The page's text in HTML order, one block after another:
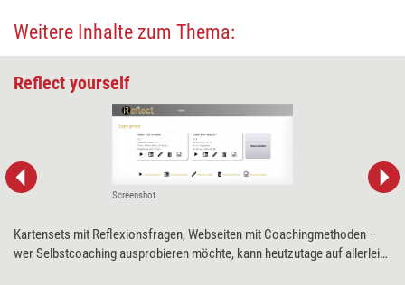
Weitere Inhalte zum Thema:
Reflect yourself
Screenshot
Kartensets mit Reflexionsfragen, Webseiten mit Coachingmethoden –
wer Selbstcoaching ausprobieren möchte, kann heutzutage auf allerlei